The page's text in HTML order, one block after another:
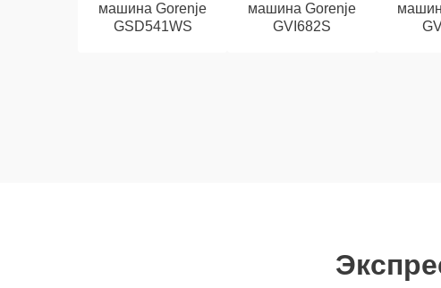
машина Gorenje
GSD541WS
машина Gorenje
GVI682S